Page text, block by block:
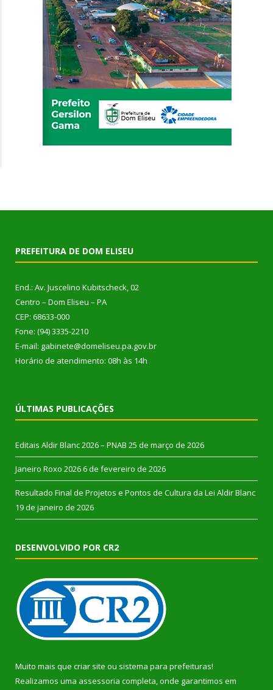
PREFEITURA DE DOM ELISEU
End.: Av. Juscelino Kubitscheck, 02
Centro – Dom Eliseu – PA
CEP: 68633-000
Fone: (94) 3335-2210
E-mail: gabinete@domeliseu.pa.gov.br
Horário de atendimento: 08h às 14h
ÚLTIMAS PUBLICAÇÕES
Editais Aldir Blanc 2026 – PNAB 25 de março de 2026
Janeiro Roxo 2026 6 de fevereiro de 2026
Resultado Final de Projetos e Pontos de Cultura da Lei Aldir Blanc
19 de janeiro de 2026
DESENVOLVIDO POR CR2
Muito mais que criar site ou sistema para prefeituras!
Realizamos uma assessoria completa, onde garantimos em